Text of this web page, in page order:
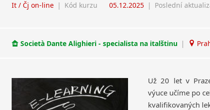
It / Čj on-line | Kód kurzu 05.12.2025 | Poslední
Società Dante Alighieri - specialista na italštinu |
Už 20 let v
výuce učíme po